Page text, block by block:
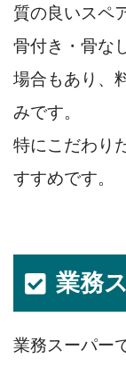
質の良いスペ
骨付き・骨な
場合もあり、
みです。
特にこだわり
すすめです。
業務
業務スーパー